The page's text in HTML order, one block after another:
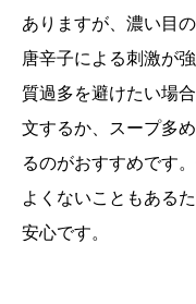
ありますが、濃い目
唐辛子による刺激が
質過多を避けたい場
文するか、スープ多
るのがおすすめです
よくないこともある
安心です。